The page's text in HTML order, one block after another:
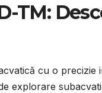
TM:
cu o precizie
explorare